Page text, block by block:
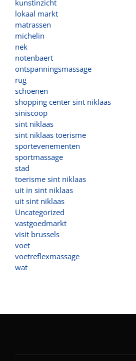
kunstinzicht
lokaal markt
matrassen
michelin
nek
notenbaert
ontspanningsmassage
rug
schoenen
shopping center sint niklaas
siniscoop
sint niklaas
sint niklaas toerisme
sportevenementen
sportmassage
stad
toerisme sint niklaas
uit in sint niklaas
uit sint niklaas
Uncategorized
vastgoedmarkt
visit brussels
voet
voetreflexmassage
wat